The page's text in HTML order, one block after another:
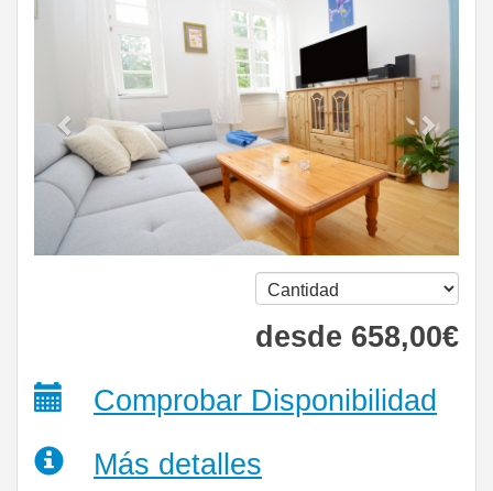
desde 658,00€
Comprobar Disponibilidad
Más detalles